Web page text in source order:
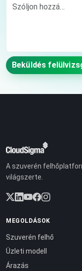
Beküldés
A szuverén
világszerte.
MEGOLDÁSOK
Szuverén felhő
Üzleti modell
Árazás